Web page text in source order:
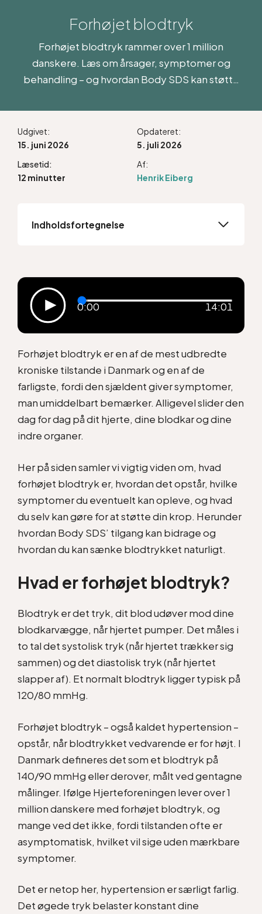
Forhøjet blodtryk
Forhøjet blodtryk rammer over 1 million
danskere. Læs om årsager, symptomer og
behandling – og hvordan Body SDS kan støtte
læge.
0:00 14:01
Forhøjet blodtryk er en af de mest udbredte
kroniske tilstande i Danmark og en af de
farligste, fordi den sjældent giver symptomer,
man umiddelbart bemærker. Alligevel slider den
dag for dag på dit hjerte, dine blodkar og dine
indre organer.
Her på siden samler vi vigtig viden om, hvad
forhøjet blodtryk er, hvordan det opstår, hvilke
symptomer du eventuelt kan opleve, og hvad
du selv kan gøre for at støtte din krop. Herunder
hvordan Body SDS’ tilgang kan bidrage og
hvordan du kan sænke blodtrykket naturligt.
Hvad er forhøjet blodtryk?
Blodtryk er det tryk, dit blod udøver mod dine
blodkarvægge, når hjertet pumper. Det måles i
to tal det systolisk tryk (når hjertet trækker sig
sammen) og det diastolisk tryk (når hjertet
slapper af). Et normalt blodtryk ligger typisk på
120/80 mmHg.
Forhøjet blodtryk – også kaldet hypertension –
opstår, når blodtrykket vedvarende er for højt. I
Danmark defineres det som et blodtryk på
140/90 mmHg eller derover, målt ved gentagne
målinger. Ifølge Hjerteforeningen lever over 1
million danskere med forhøjet blodtryk, og
mange ved det ikke, fordi tilstanden ofte er
asymptomatisk, hvilket vil sige uden mærkbare
symptomer.
Det er netop her, hypertension er særligt farlig.
Det øgede tryk belaster konstant dine
Udgivet:
15. juni 2026
Opdateret:
5. juli 2026
Læsetid:
12 minutter
Af:
Henrik Eiberg
Indholdsfortegnelse